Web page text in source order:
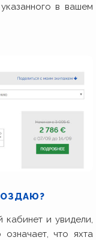
в вашем
и увидели,
что яхта